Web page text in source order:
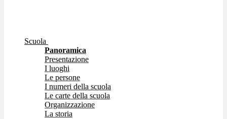
Scuola
Panoramica
Presentazione
I luoghi
Le persone
I numeri della scuola
Le carte della scuola
Organizzazione
La storia